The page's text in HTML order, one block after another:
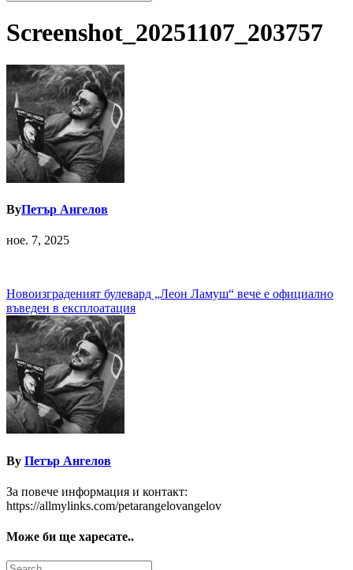
Screenshot_20251107_203757
ByПетър Ангелов
ное. 7, 2025
Навигация
Новоизграденият булевард „Леон Ламуш“ вече е официално
въведен в експлоатация
By Петър Ангелов
За повече информация и контакт:
https://allmylinks.com/petarangelovangelov
Може би ще харесате..